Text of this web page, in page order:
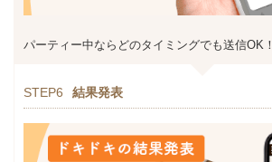
パーティー中ならどのタイミングでも送信OK！
STEP6 結果発表